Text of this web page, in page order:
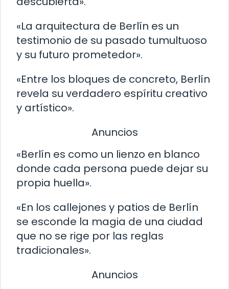
«La arquitectura de Berlín es un
testimonio de su pasado tumultuoso
y su futuro prometedor».
«Entre los bloques de concreto, Berlín
revela su verdadero espíritu creativo
y artístico».
Anuncios
«Berlín es como un lienzo en blanco
donde cada persona puede dejar su
propia huella».
«En los callejones y patios de Berlín
se esconde la magia de una ciudad
que no se rige por las reglas
tradicionales».
Anuncios